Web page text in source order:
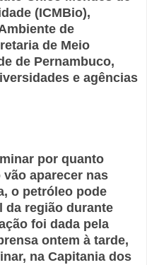
(ICMBio),
de
de Meio
de Pernambuco,
e agências
por quanto
aparecer nas
o petróleo pode
região durante
foi dada pela
ontem à tarde,
na Capitania dos